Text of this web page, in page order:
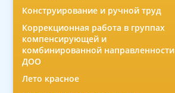
Конструирование и ручной труд
Коррекционная работа в группах
компенсирующей и
комбинированной направленности
ДОО
Лето красное